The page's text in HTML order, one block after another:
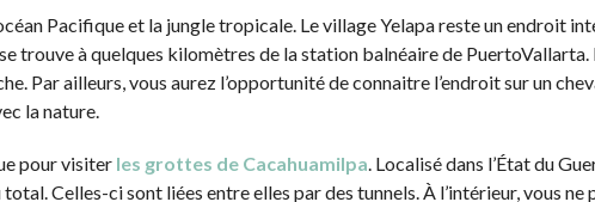
Pacifique et la jungle tropicale. Le village Yelapa reste un endroit
trouve à quelques kilomètres de la station balnéaire de
Par ailleurs, vous aurez l’opportunité de connaitre l’endroit sur un
la nature.
pour visiter les grottes de Cacahuamilpa. Localisé dans l’État du
Celles-ci sont liées entre elles par des tunnels. À l’intérieur, vous ne